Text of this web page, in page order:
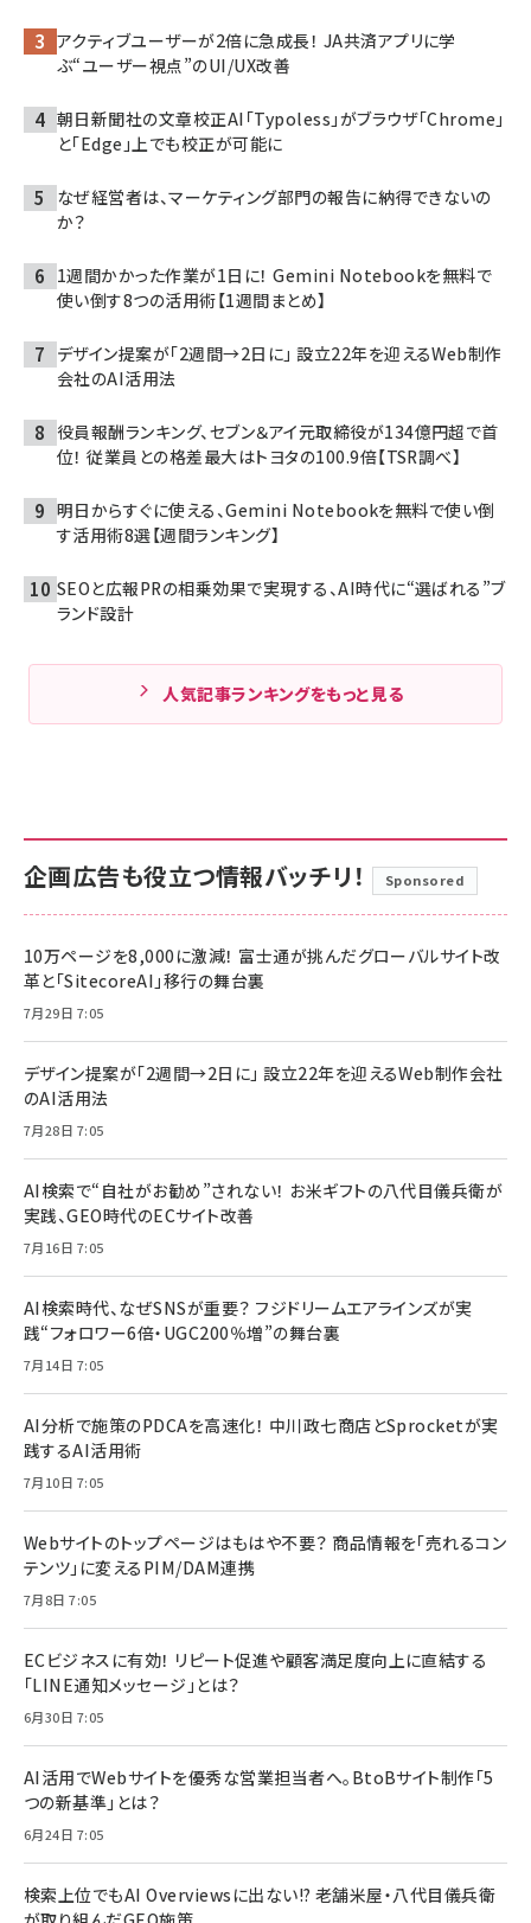
アクティブユーザーが2倍に急成長！ JA共済アプリに学
ぶ“ユーザー視点”のUI/UX改善
朝日新聞社の文章校正AI「Typoless」がブラウザ「Chrome」
と「Edge」上でも校正が可能に
なぜ経営者は、マーケティング部門の報告に納得できないの
か？
1週間かかった作業が1日に！ Gemini Notebookを無料で
使い倒す8つの活用術【1週間まとめ】
デザイン提案が「2週間→2日に」 設立22年を迎えるWeb制作
会社のAI活用法
役員報酬ランキング、セブン＆アイ元取締役が134億円超で首
位！ 従業員との格差最大はトヨタの100.9倍【TSR調べ】
明日からすぐに使える、Gemini Notebookを無料で使い倒
す活用術8選【週間ランキング】
SEOと広報PRの相乗効果で実現する、AI時代に“選ばれる”ブ
ランド設計
人気記事ランキングをもっと見る
企画広告も役立つ情報バッチリ！ Sponsored
10万ページを8,000に激減！ 富士通が挑んだグローバルサイト改
革と「SitecoreAI」移行の舞台裏
7月29日 7:05
デザイン提案が「2週間→2日に」 設立22年を迎えるWeb制作会社
のAI活用法
7月28日 7:05
AI検索で“自社がお勧め”されない！ お米ギフトの八代目儀兵衛が
実践、GEO時代のECサイト改善
7月16日 7:05
AI検索時代、なぜSNSが重要？ フジドリームエアラインズが実
践“フォロワー6倍・UGC200％増”の舞台裏
7月14日 7:05
AI分析で施策のPDCAを高速化！ 中川政七商店とSprocketが実
践するAI活用術
7月10日 7:05
Webサイトのトップページはもはや不要？ 商品情報を「売れるコン
テンツ」に変えるPIM/DAM連携
7月8日 7:05
ECビジネスに有効！ リピート促進や顧客満足度向上に直結する
「LINE通知メッセージ」とは？
6月30日 7:05
AI活用でWebサイトを優秀な営業担当者へ。BtoBサイト制作「5
つの新基準」とは？
6月24日 7:05
検索上位でもAI Overviewsに出ない!? 老舗米屋・八代目儀兵衛